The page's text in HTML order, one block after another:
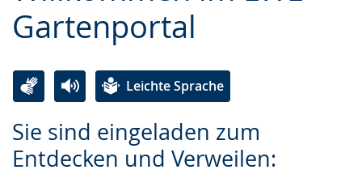
Gartenportal
Sprache
wechseln.
Unterstützung.
in
Deutscher
wird
angezeigt.
Sie sind eingeladen zum
Entdecken und Verweilen:
Leichte Sprache
Leichten
Sprache
Audio-
Unterstützung.
Video
in